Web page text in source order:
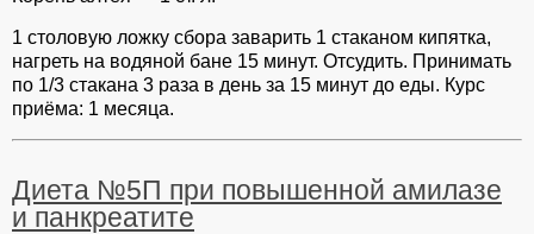
1 столовую ложку сбора заварить 1 стаканом кипятка,
нагреть на водяной бане 15 минут. Отсудить. Принимать
по 1/3 стакана 3 раза в день за 15 минут до еды. Курс
приёма: 1 месяца.
Диета №5П при повышенной амилазе
и панкреатите